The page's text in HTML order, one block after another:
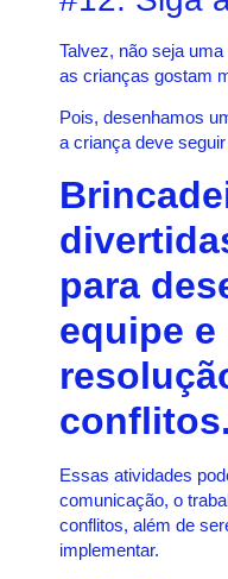
Talvez, não seja
as crianças gostam
Pois, desenhamos
a criança deve
para
equipe e
conflitos.
Essas atividades
comunicação, o
conflitos, além de
implementar.